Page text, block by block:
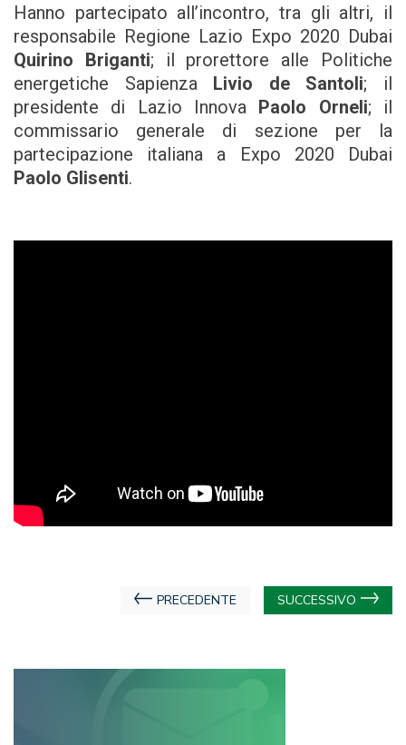
Hanno partecipato all’incontro, tra gli altri, il
responsabile Regione Lazio Expo 2020 Dubai
Quirino Briganti; il prorettore alle Politiche
energetiche Sapienza Livio de Santoli; il
presidente di Lazio Innova Paolo Orneli; il
commissario generale di sezione per la
partecipazione italiana a Expo 2020 Dubai
Paolo Glisenti.
Navigazione
PRECEDENTE SUCCESSIVO